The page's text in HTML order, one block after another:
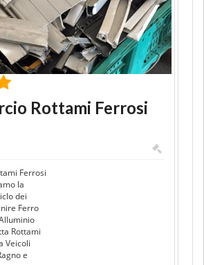
Rottami Ferrosi
Ferrosi
la
dei
Ferro
Rottami
Veicoli
e